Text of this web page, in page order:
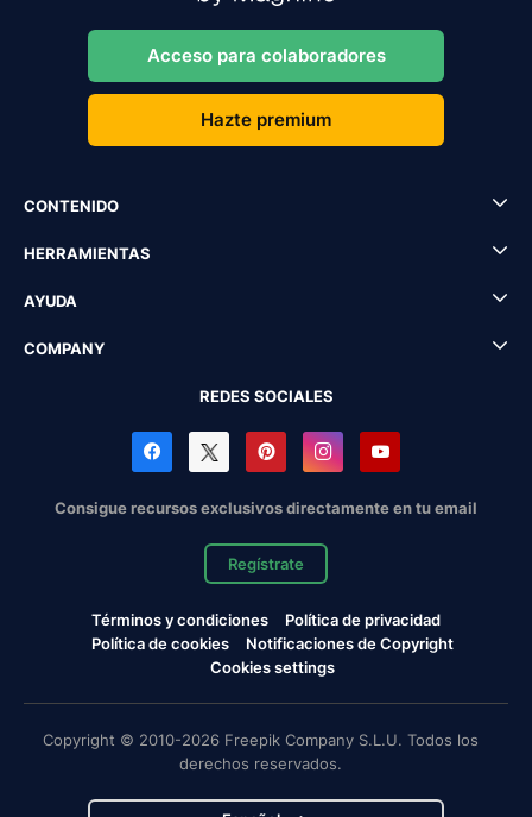
Acceso para colaboradores
Hazte premium
CONTENIDO
HERRAMIENTAS
AYUDA
COMPANY
REDES SOCIALES
Consigue recursos exclusivos directamente en tu email
Regístrate
Términos y condiciones
Política de privacidad
Política de cookies
Notificaciones de Copyright
Cookies settings
Copyright © 2010-2026 Freepik Company S.L.U. Todos los
derechos reservados.